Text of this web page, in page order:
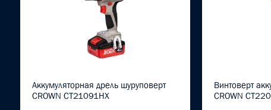
Аккумуляторная дрель шуруповерт
CROWN CT21091HX
Винтоверт
CROWN